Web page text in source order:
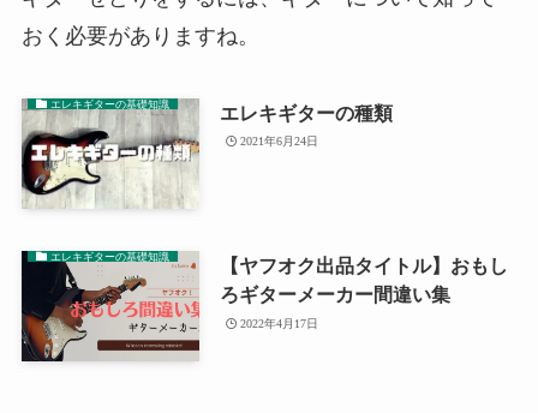
おく必要がありますね。
エレキギターの基礎知識 エレキギターの種類
2021年6月24日
エレキギターの基礎知識
【ヤフオク出品タイトル】おもし
ろギターメーカー間違い集
2022年4月17日